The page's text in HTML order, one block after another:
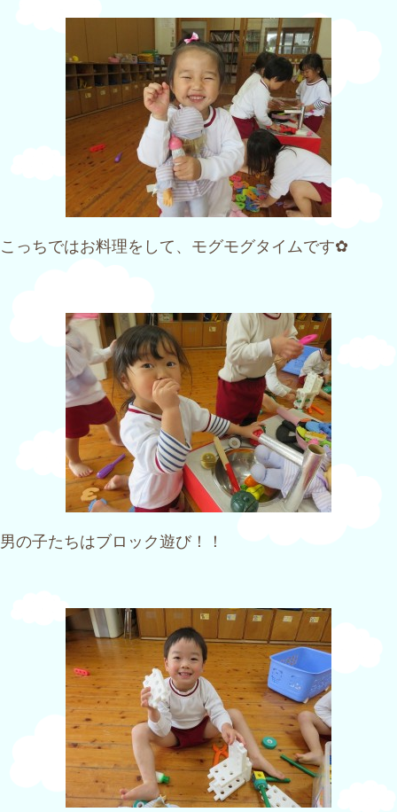
こっちではお料理をして、モグモグタイムです✿
男の子たちはブロック遊び！！